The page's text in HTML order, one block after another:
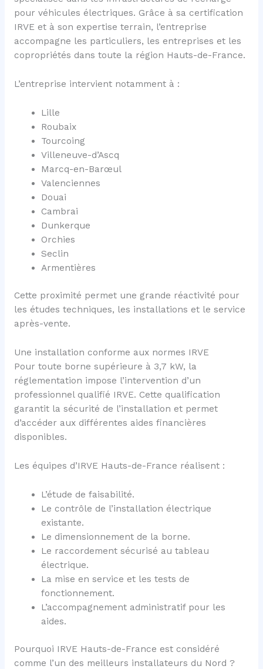
pour véhicules électriques. Grâce à sa certification
IRVE et à son expertise terrain, l’entreprise
accompagne les particuliers, les entreprises et les
copropriétés dans toute la région Hauts-de-France.
L’entreprise intervient notamment à :
Lille
Roubaix
Tourcoing
Villeneuve-d’Ascq
Marcq-en-Barœul
Valenciennes
Douai
Cambrai
Dunkerque
Orchies
Seclin
Armentières
Cette proximité permet une grande réactivité pour
les études techniques, les installations et le service
après-vente.
Une installation conforme aux normes IRVE
Pour toute borne supérieure à 3,7 kW, la
réglementation impose l’intervention d’un
professionnel qualifié IRVE. Cette qualification
garantit la sécurité de l’installation et permet
d’accéder aux différentes aides financières
disponibles.
Les équipes d’IRVE Hauts-de-France réalisent :
L’étude de faisabilité.
Le contrôle de l’installation électrique
existante.
Le dimensionnement de la borne.
Le raccordement sécurisé au tableau
électrique.
La mise en service et les tests de
fonctionnement.
L’accompagnement administratif pour les
aides.
Pourquoi IRVE Hauts-de-France est considéré
comme l’un des meilleurs installateurs du Nord ?